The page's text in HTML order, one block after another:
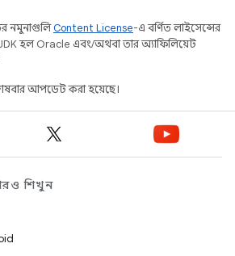
নমুনাগুলিContent License-এ বর্ণিত লাইসেন্সের
হল Oracle এবং/অথবা তার অ্যাফিলিয়েট
আপডেট করা হয়েছে।
শিখুন